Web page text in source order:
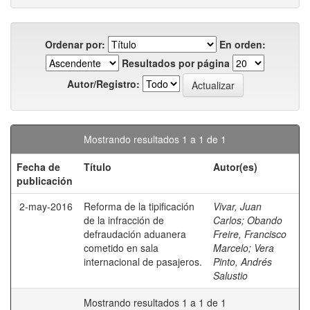
Ordenar por:
En orden:
Resultados por página
Autor/Registro:
Mostrando resultados 1 a 1 de 1
Fecha de
publicación
Título Autor(es)
2-may-2016
Reforma de la tipificación
de la infracción de
defraudación aduanera
cometido en sala
internacional de pasajeros.
Vivar, Juan
Carlos; Obando
Freire, Francisco
Marcelo; Vera
Pinto, Andrés
Salustio
Mostrando resultados 1 a 1 de 1